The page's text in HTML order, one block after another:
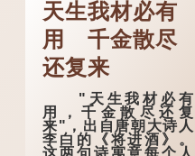
在詹宪慈《广州
语本字》：「夿夿
者，形容物之大也。
俗读夿，若拿……常
语有曰『一个银钱大
「夿」形​​容大，
「一个银钱大夿
夿」，就形容金钱数
天生我材必有
用 千金散尽
还复来
"天生我材必有
用，千金散尽还复
来"，出自唐朝大诗人
李白的《将进酒》。
这两句诗寓意每个人